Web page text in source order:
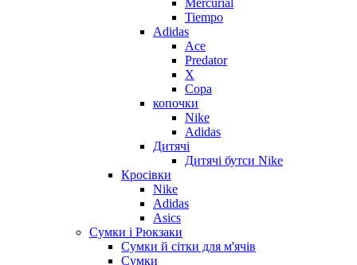
Tiempo
Adidas
Ace
Predator
X
Copa
копочки
Nike
Adidas
Дитячі
Дитячі бутси Nike
Кросівки
Nike
Adidas
Asics
Сумки і Рюкзаки
Сумки й сітки для м'ячів
Сумки